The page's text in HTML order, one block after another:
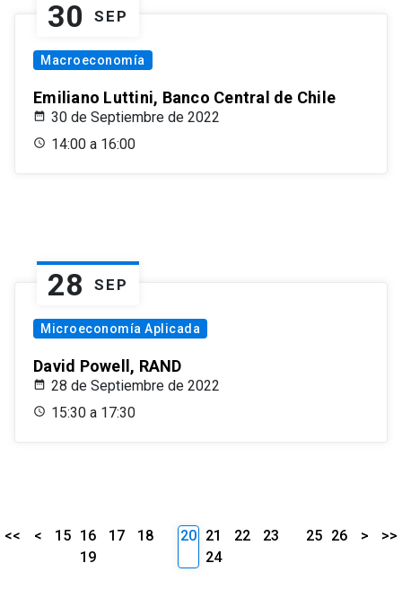
30 SEP
Macroeconomía
Emiliano Luttini, Banco Central de Chile
30 de Septiembre de 2022
14:00 a 16:00
28 SEP
Microeconomía Aplicada
David Powell, RAND
28 de Septiembre de 2022
15:30 a 17:30
<< < 15 16 17
18
19
20 21 22
23
24
25 26 > >>